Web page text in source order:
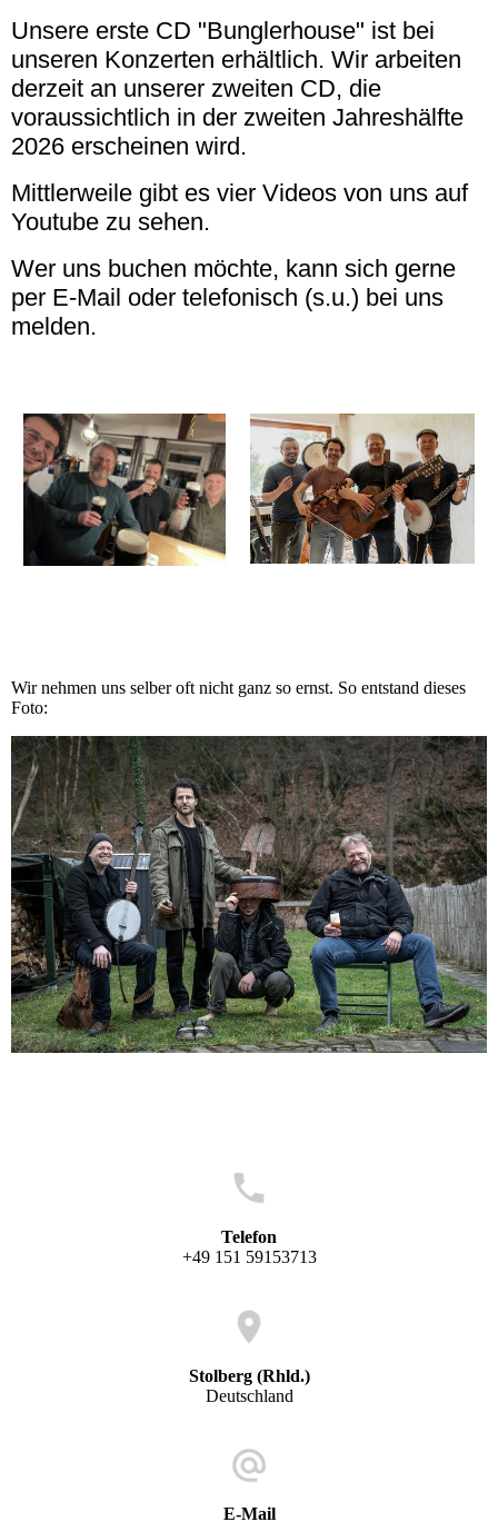
Unsere erste CD "Bunglerhouse" ist bei
unseren Konzerten erhältlich. Wir arbeiten
derzeit an unserer zweiten CD, die
voraussichtlich in der zweiten Jahreshälfte
2026 erscheinen wird.
Mittlerweile gibt es vier Videos von uns auf
Youtube zu sehen.
Wer uns buchen möchte, kann sich gerne
per E-Mail oder telefonisch (s.u.) bei uns
melden.
Wir nehmen uns selber oft nicht ganz so ernst. So entstand dieses
Foto:
Telefon
+49 151 59153713
Stolberg (Rhld.)
Deutschland
E-Mail